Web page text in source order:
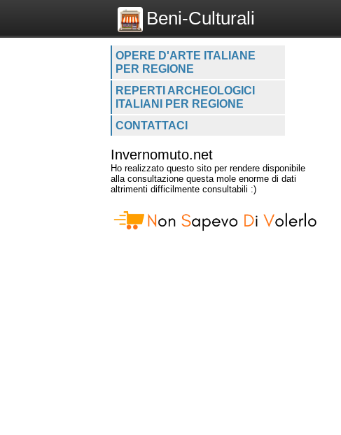
Beni-Culturali
OPERE D'ARTE ITALIANE
PER REGIONE
REPERTI ARCHEOLOGICI
ITALIANI PER REGIONE
CONTATTACI
Invernomuto.net
Ho realizzato questo sito per rendere disponibile
alla consultazione questa mole enorme di dati
altrimenti difficilmente consultabili :)